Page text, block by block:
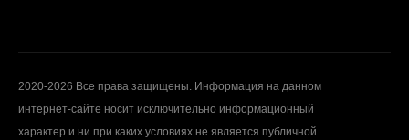
2020-2026 Все права защищены. Информация на данном
интернет-сайте носит исключительно информационный
характер и ни при каких условиях не является публичной